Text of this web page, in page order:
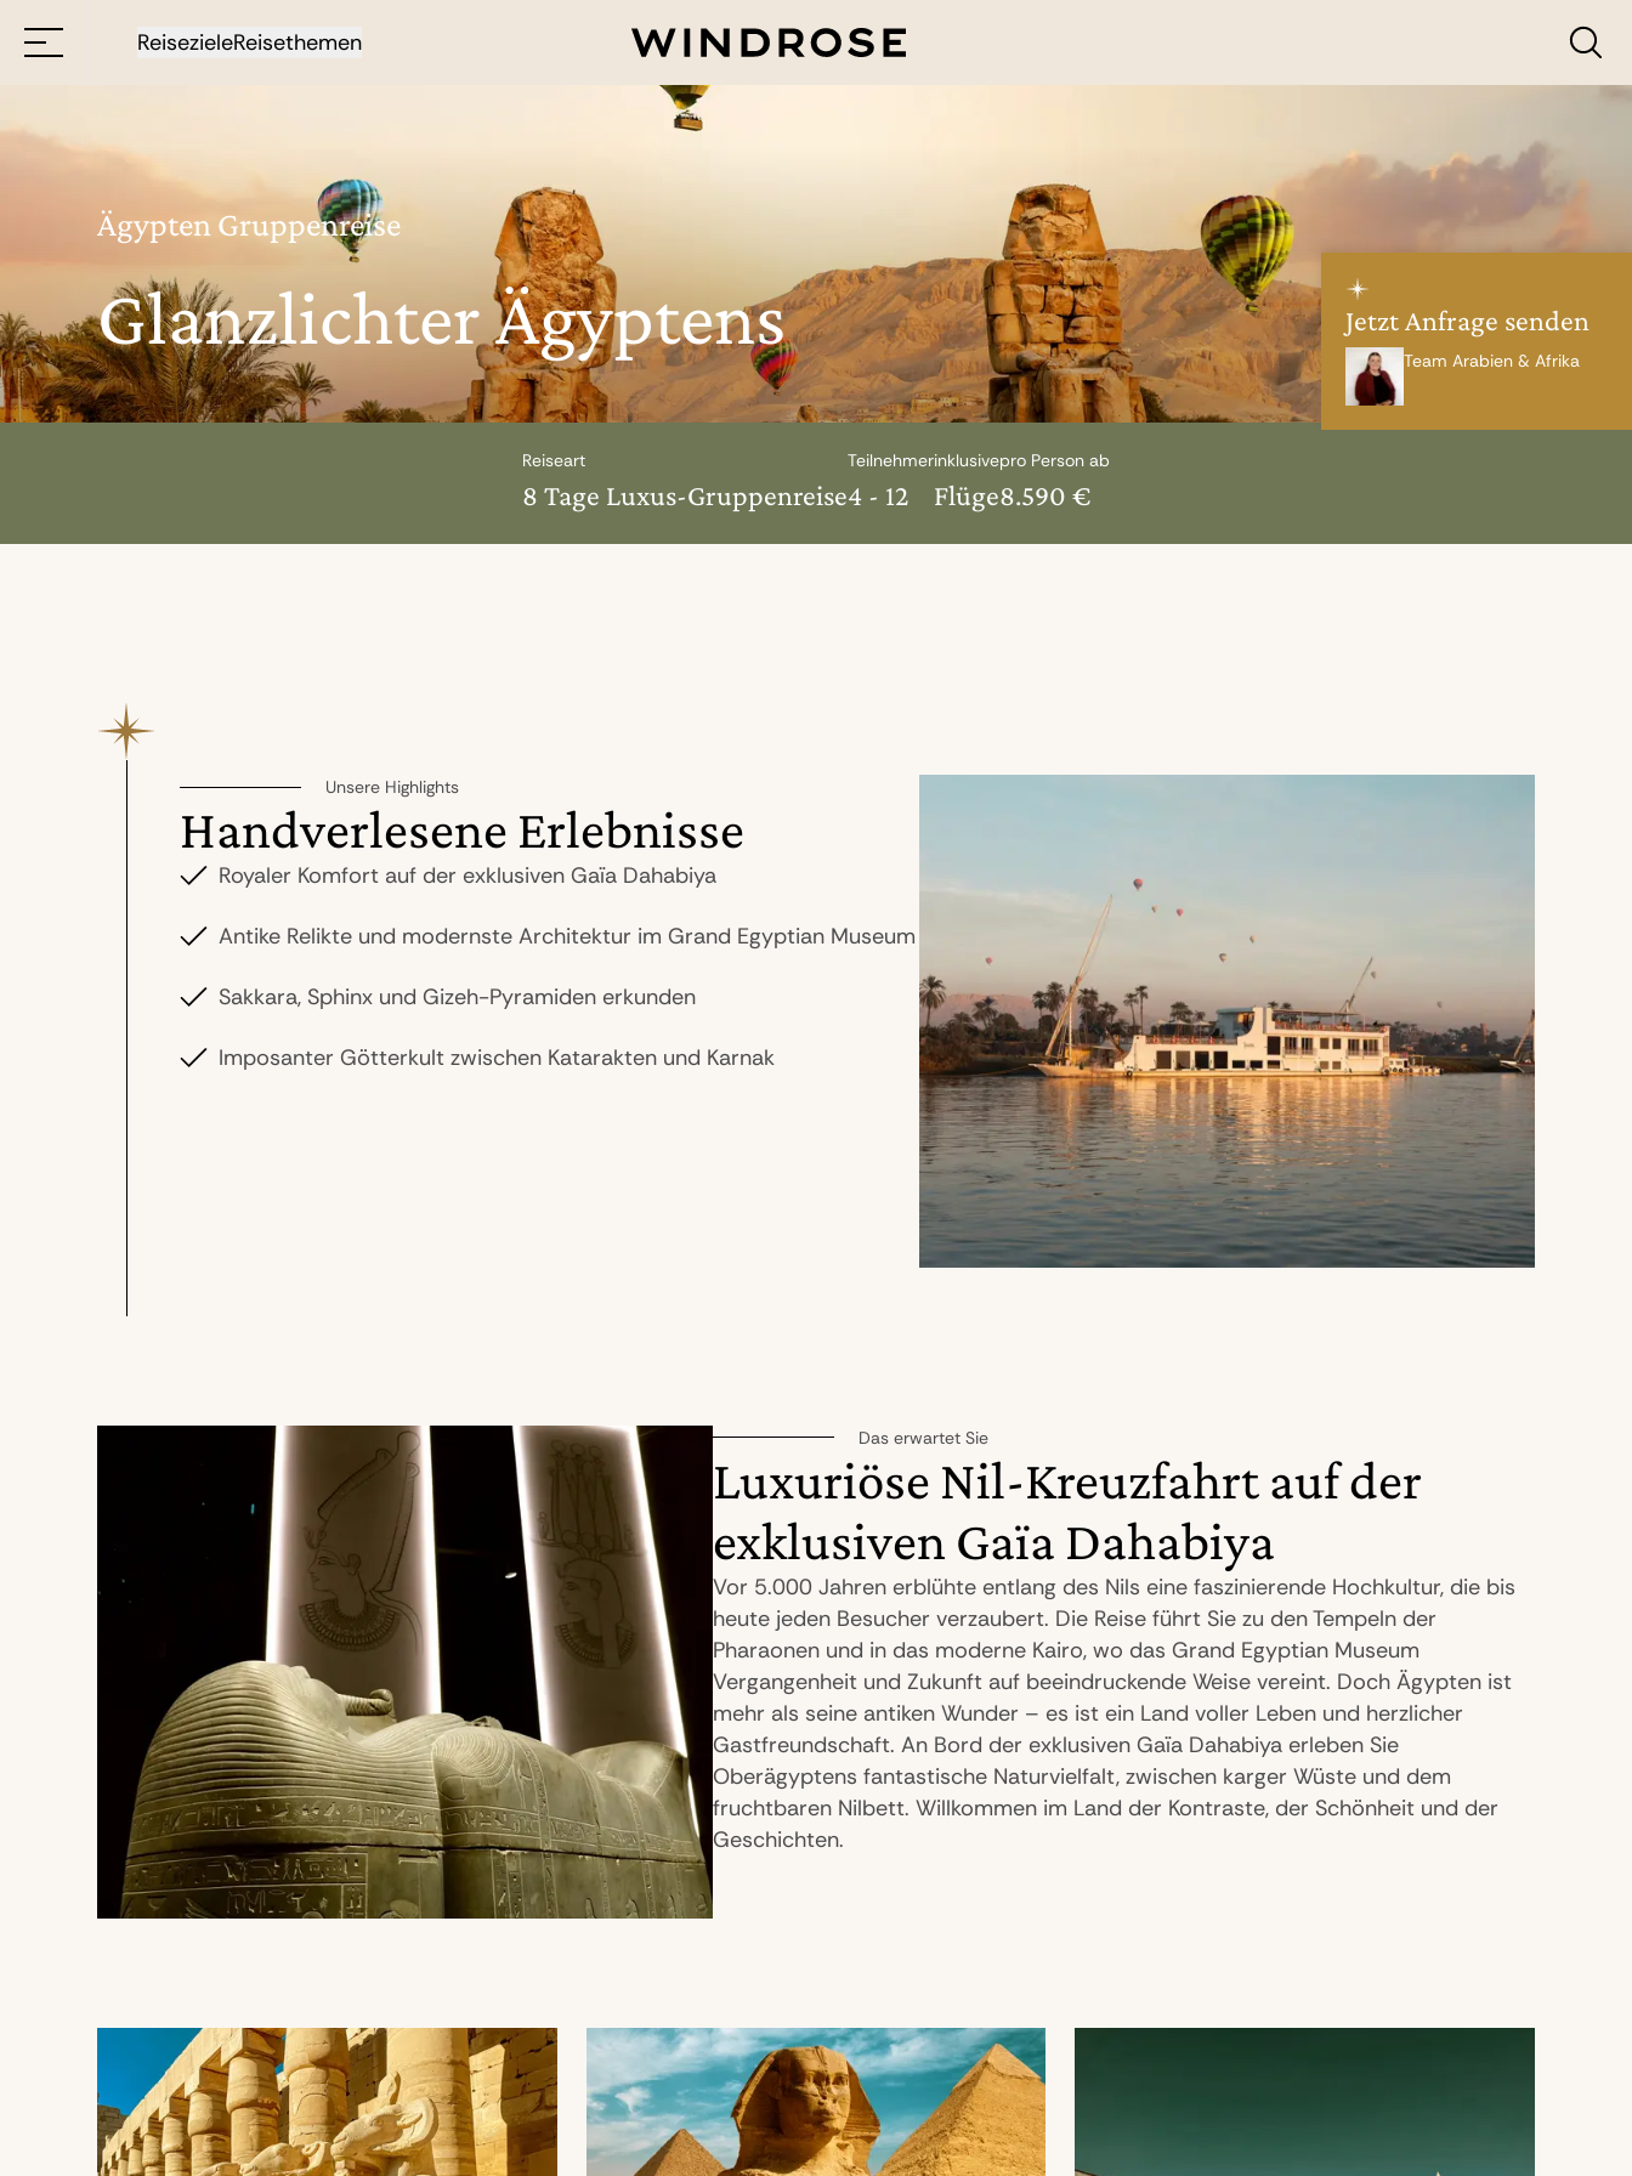
ReisezieleReisethemen
Jetzt Anfrage senden
Team Arabien & Afrika
Ägypten Gruppenreise
Glanzlichter Ägyptens
Reiseart
8 Tage Luxus-Gruppenreise
Teilnehmer
4 - 12
inklusive
Flüge
pro Person ab
8.590 €
Unsere Highlights
Handverlesene Erlebnisse
Royaler Komfort auf der exklusiven Gaïa Dahabiya
Antike Relikte und modernste Architektur im Grand Egyptian Museum
Sakkara, Sphinx und Gizeh-Pyramiden erkunden
Imposanter Götterkult zwischen Katarakten und Karnak
Das erwartet Sie
Luxuriöse Nil-Kreuzfahrt auf der
exklusiven Gaïa Dahabiya
Vor 5.000 Jahren erblühte entlang des Nils eine faszinierende Hochkultur, die bis
heute jeden Besucher verzaubert. Die Reise führt Sie zu den Tempeln der
Pharaonen und in das moderne Kairo, wo das Grand Egyptian Museum
Vergangenheit und Zukunft auf beeindruckende Weise vereint. Doch Ägypten ist
mehr als seine antiken Wunder – es ist ein Land voller Leben und herzlicher
Gastfreundschaft. An Bord der exklusiven Gaïa Dahabiya erleben Sie
Oberägyptens fantastische Naturvielfalt, zwischen karger Wüste und dem
fruchtbaren Nilbett. Willkommen im Land der Kontraste, der Schönheit und der
Geschichten.